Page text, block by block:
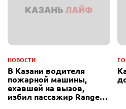
НОВОСТИ
В Казани водителя
пожарной машины,
ехавшей на вызов,
избил пассажир Range